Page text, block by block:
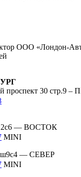
ООО «Лондон-
проспект 30 стр.9 –
2с6 — ВОСТОК
MINI
ш9с4 — СЕВЕР
MINI